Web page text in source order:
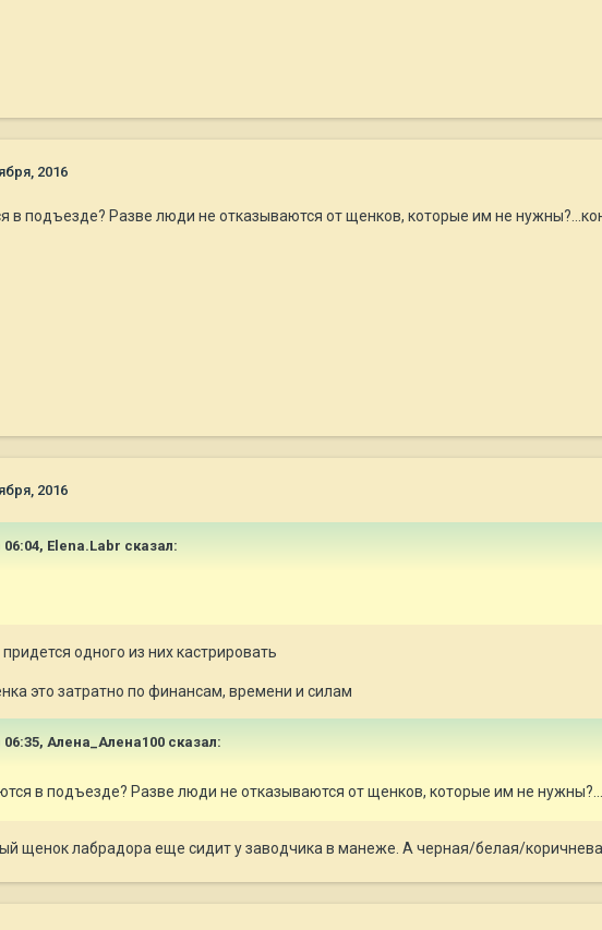
2016
в подъезде? Разве люди не отказываются от щенков, которые им не
2016
06:04, Elena.Labr сказал:
одного из них кастрировать
это затратно по финансам, времени и силам
06:35, Алена_Алена100 сказал:
в подъезде? Разве люди не отказываются от щенков, которые им не
щенок лабрадора еще сидит у заводчика в манеже. А черная/белая/